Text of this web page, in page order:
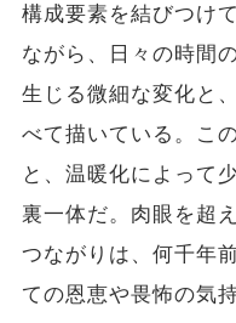
構成要素を結びつけ
ながら、日々の時間
生じる微細な変化と
べて描いている。こ
と、温暖化によって
裏一体だ。肉眼を超
つながりは、何千年
ての恩恵や畏怖の気